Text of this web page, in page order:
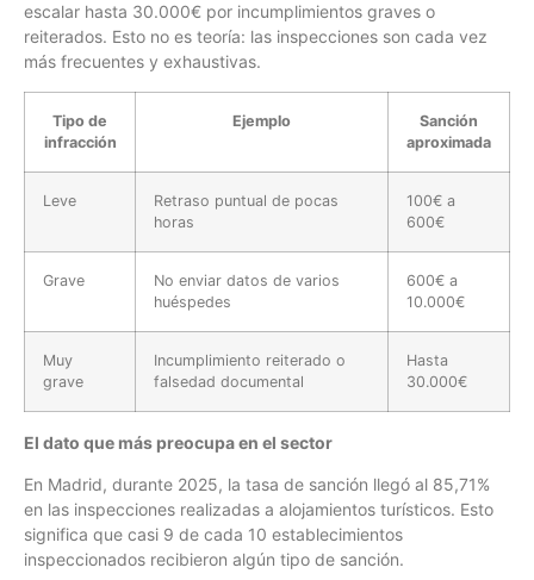
escalar hasta 30.000€ por incumplimientos graves o
reiterados. Esto no es teoría: las inspecciones son cada vez
más frecuentes y exhaustivas.
Tipo de
infracción
Ejemplo
Sanción
aproximada
Leve
Retraso puntual de pocas
horas
100€ a
600€
Grave
No enviar datos de varios
huéspedes
600€ a
10.000€
Muy
grave
Incumplimiento reiterado o
falsedad documental
Hasta
30.000€
El dato que más preocupa en el sector
En Madrid, durante 2025, la tasa de sanción llegó al 85,71%
en las inspecciones realizadas a alojamientos turísticos. Esto
significa que casi 9 de cada 10 establecimientos
inspeccionados recibieron algún tipo de sanción.